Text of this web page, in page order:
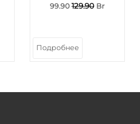
99.90 129.90 Br
Подробнее